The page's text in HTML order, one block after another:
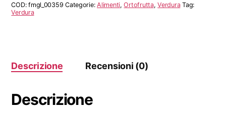
COD:fmgl_00359 Categorie:Alimenti,Ortofrutta,Verdura Tag:
Verdura
Descrizione Recensioni (0)
Descrizione